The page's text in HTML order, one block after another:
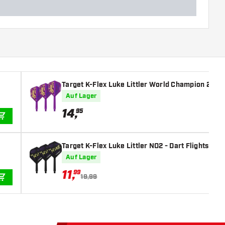
IN DEN WARENKORB
Target K-Flex Luke Littler World Champion
Auf Lager
14,95
Target K-Flex Luke Littler NO2 - Dart Flights
Auf Lager
11,99
19,99